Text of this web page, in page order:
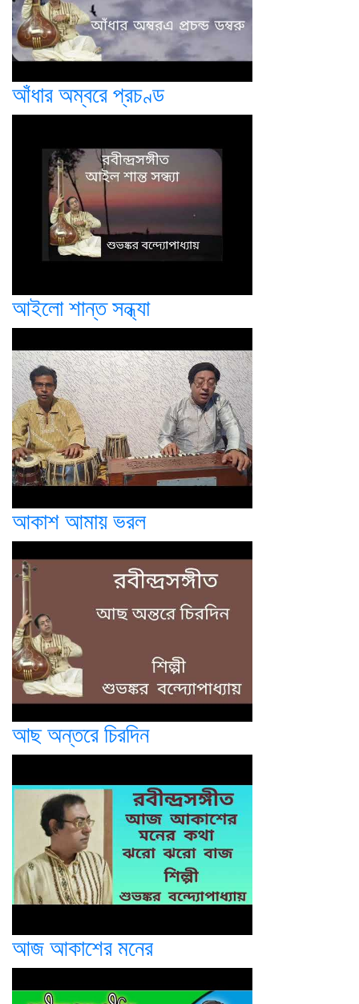
আঁধার অম্বরে প্রচণ্ড
আইলো শান্ত সন্ধ্যা
আকাশ আমায় ভরল
আছ অন্তরে চিরদিন
আজ আকাশের মনের